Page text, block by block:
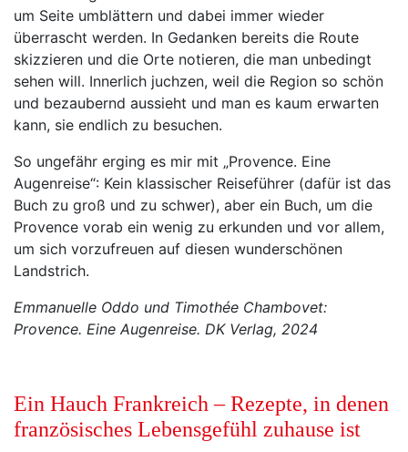
um Seite umblättern und dabei immer wieder
überrascht werden. In Gedanken bereits die Route
skizzieren und die Orte notieren, die man unbedingt
sehen will. Innerlich juchzen, weil die Region so schön
und bezaubernd aussieht und man es kaum erwarten
kann, sie endlich zu besuchen.
So ungefähr erging es mir mit „Provence. Eine
Augenreise“: Kein klassischer Reiseführer (dafür ist das
Buch zu groß und zu schwer), aber ein Buch, um die
Provence vorab ein wenig zu erkunden und vor allem,
um sich vorzufreuen auf diesen wunderschönen
Landstrich.
Emmanuelle Oddo und Timothée Chambovet:
Provence. Eine Augenreise. DK Verlag, 2024
Ein Hauch Frankreich – Rezepte, in denen
französisches Lebensgefühl zuhause ist